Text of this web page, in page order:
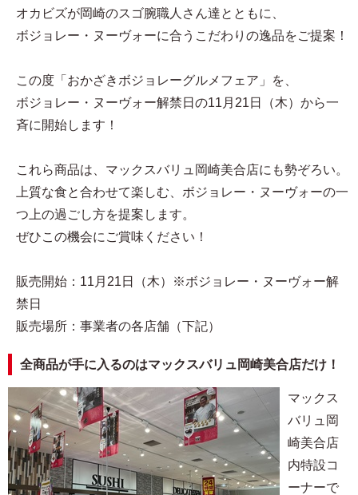
オカビズが岡崎のスゴ腕職人さん達とともに、
ボジョレー・ヌーヴォーに合うこだわりの逸品をご提案！
この度「おかざきボジョレーグルメフェア」を、
ボジョレー・ヌーヴォー解禁日の11月21日（木）から一
斉に開始します！
これら商品は、マックスバリュ岡崎美合店にも勢ぞろい。
上質な食と合わせて楽しむ、ボジョレー・ヌーヴォーの一
つ上の過ごし方を提案します。
ぜひこの機会にご賞味ください！
販売開始：11月21日（木）※ボジョレー・ヌーヴォー解
禁日
販売場所：事業者の各店舗（下記）
全商品が手に入るのはマックスバリュ岡崎美合店だけ！
マックス
バリュ岡
崎美合店
内特設コ
ーナーで